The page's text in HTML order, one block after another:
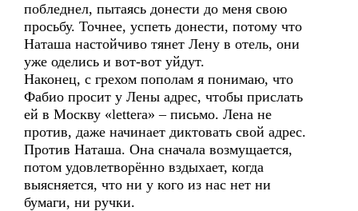
побледнел, пытаясь донести до меня свою
просьбу. Точнее, успеть донести, потому что
Наташа настойчиво тянет Лену в отель, они
уже оделись и вот-вот уйдут.
Наконец, с грехом пополам я понимаю, что
Фабио просит у Лены адрес, чтобы прислать
ей в Москву «lettera» – письмо. Лена не
против, даже начинает диктовать свой адрес.
Против Наташа. Она сначала возмущается,
потом удовлетворённо вздыхает, когда
выясняется, что ни у кого из нас нет ни
бумаги, ни ручки.